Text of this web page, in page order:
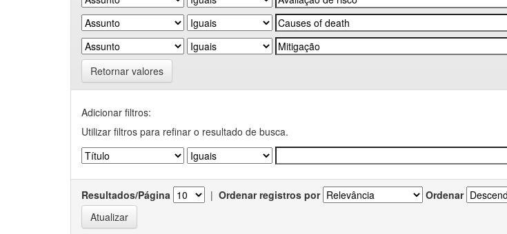
Retornar valores
Adicionar filtros:
Utilizar filtros para refinar o resultado de busca.
Resultados/Página | Ordenar registros por Ordenar